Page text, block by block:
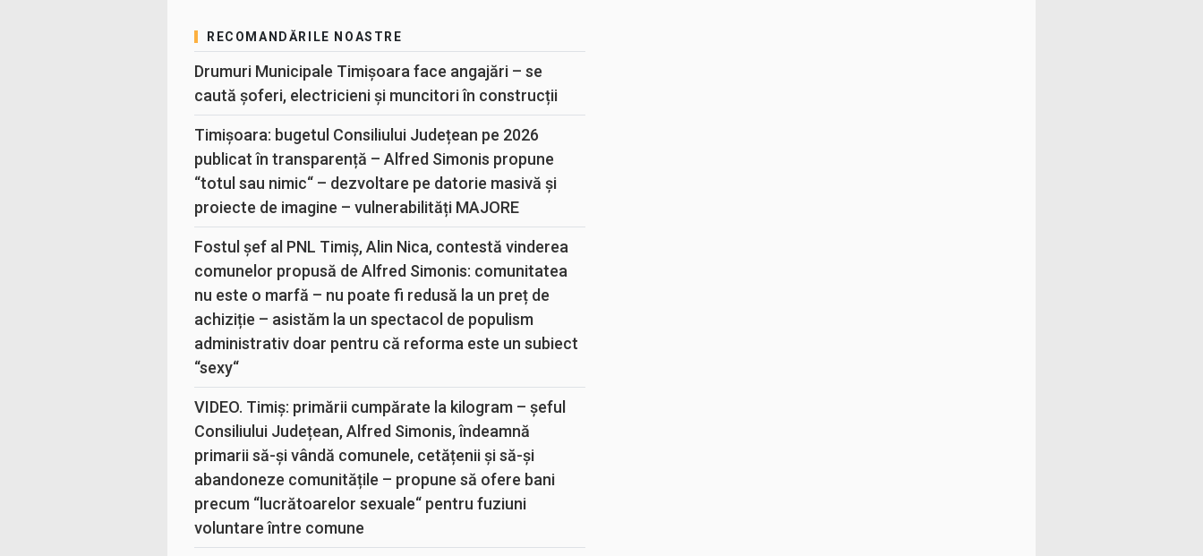
RECOMANDĂRILE NOASTRE
Drumuri Municipale Timișoara face angajări – se
caută șoferi, electricieni și muncitori în construcții
Timișoara: bugetul Consiliului Județean pe 2026
publicat în transparență – Alfred Simonis propune
“totul sau nimic“ – dezvoltare pe datorie masivă și
proiecte de imagine – vulnerabilități MAJORE
Fostul șef al PNL Timiș, Alin Nica, contestă vinderea
comunelor propusă de Alfred Simonis: comunitatea
nu este o marfă – nu poate fi redusă la un preț de
achiziție – asistăm la un spectacol de populism
administrativ doar pentru că reforma este un subiect
“sexy“
VIDEO. Timiș: primării cumpărate la kilogram – șeful
Consiliului Județean, Alfred Simonis, îndeamnă
primarii să-și vândă comunele, cetățenii și să-și
abandoneze comunitățile – propune să ofere bani
precum “lucrătoarelor sexuale“ pentru fuziuni
voluntare între comune